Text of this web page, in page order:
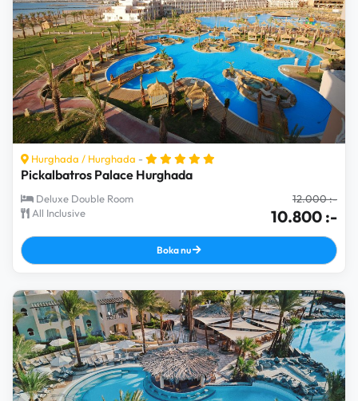
Hurghada / Hurghada -
Pickalbatros Palace Hurghada
Deluxe Double Room
All Inclusive
12.000 :-
10.800 :-
Boka nu